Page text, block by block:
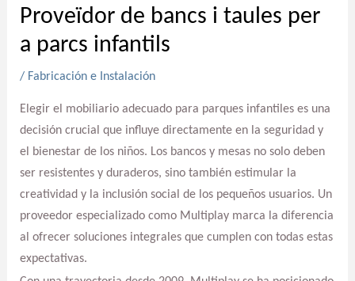
Proveïdor de bancs i taules per
a parcs infantils
/ Fabricación e Instalación
Elegir el mobiliario adecuado para parques infantiles es una
decisión crucial que influye directamente en la seguridad y
el bienestar de los niños. Los bancos y mesas no solo deben
ser resistentes y duraderos, sino también estimular la
creatividad y la inclusión social de los pequeños usuarios. Un
proveedor especializado como Multiplay marca la diferencia
al ofrecer soluciones integrales que cumplen con todas estas
expectativas.